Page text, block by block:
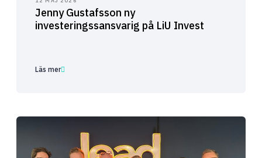
Jenny Gustafsson ny
investeringssansvarig på LiU Invest
Läs mer